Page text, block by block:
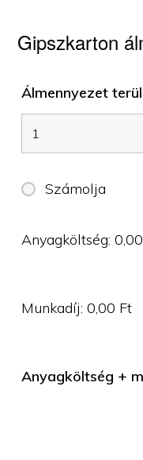
Gipszkarton
Álmennyezet
Számolja
Anyagköltség:0,00
Munkadíj:0,00 Ft
Anyagköltség +